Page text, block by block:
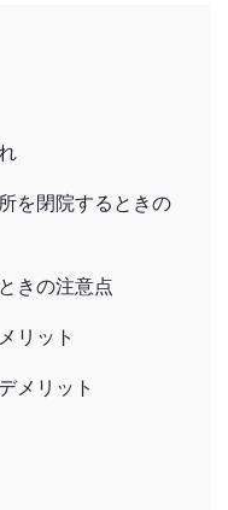
を閉院するときの
きの注意点
リット
メリット